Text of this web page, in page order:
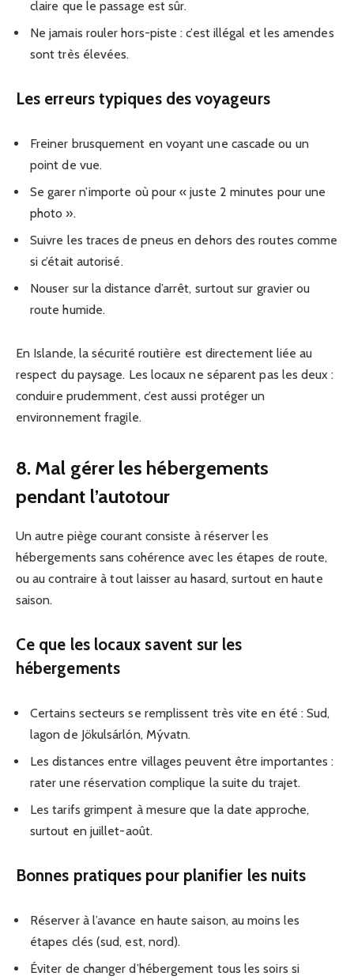
claire que le passage est sûr.
Ne jamais rouler hors-piste : c’est illégal et les amendes
sont très élevées.
Les erreurs typiques des voyageurs
Freiner brusquement en voyant une cascade ou un
point de vue.
Se garer n’importe où pour « juste 2 minutes pour une
photo ».
Suivre les traces de pneus en dehors des routes comme
si c’était autorisé.
Nouser sur la distance d’arrêt, surtout sur gravier ou
route humide.
En Islande, la sécurité routière est directement liée au
respect du paysage. Les locaux ne séparent pas les deux :
conduire prudemment, c’est aussi protéger un
environnement fragile.
8. Mal gérer les hébergements
pendant l’autotour
Un autre piège courant consiste à réserver les
hébergements sans cohérence avec les étapes de route,
ou au contraire à tout laisser au hasard, surtout en haute
saison.
Ce que les locaux savent sur les
hébergements
Certains secteurs se remplissent très vite en été : Sud,
lagon de Jökulsárlón, Mývatn.
Les distances entre villages peuvent être importantes :
rater une réservation complique la suite du trajet.
Les tarifs grimpent à mesure que la date approche,
surtout en juillet-août.
Bonnes pratiques pour planifier les nuits
Réserver à l’avance en haute saison, au moins les
étapes clés (sud, est, nord).
Éviter de changer d’hébergement tous les soirs si